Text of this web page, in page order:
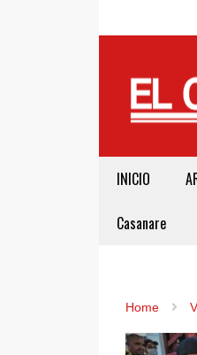
INICIO
Casanare
Home